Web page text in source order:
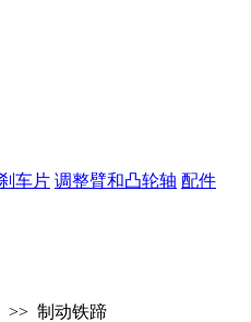
刹车片 调整臂和凸轮轴 配件
>> 制动铁蹄